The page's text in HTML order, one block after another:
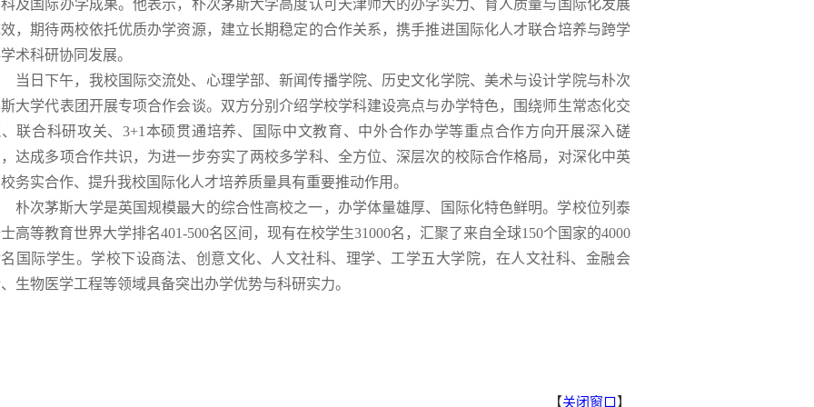
及国际办学成果。他表示，朴次茅斯大学高度认可天津师大的办学实力、育人质量与国际化发展
，期待两校依托优质办学资源，建立长期稳定的合作关系，携手推进国际化人才联合培养与跨学
术科研协同发展。
当日下午，我校国际交流处、心理学部、新闻传播学院、历史文化学院、美术与设计学院与朴次
大学代表团开展专项合作会谈。双方分别介绍学校学科建设亮点与办学特色，围绕师生常态化交
联合科研攻关、3+1本硕贯通培养、国际中文教育、中外合作办学等重点合作方向开展深入磋
达成多项合作共识，为进一步夯实了两校多学科、全方位、深层次的校际合作格局，对深化中英
务实合作、提升我校国际化人才培养质量具有重要推动作用。
朴次茅斯大学是英国规模最大的综合性高校之一，办学体量雄厚、国际化特色鲜明。学校位列泰
高等教育世界大学排名401-500名区间，现有在校学生31000名，汇聚了来自全球150个国家的4000
国际学生。学校下设商法、创意文化、人文社科、理学、工学五大学院，在人文社科、金融会
生物医学工程等领域具备突出办学优势与科研实力。
【关闭窗口 】